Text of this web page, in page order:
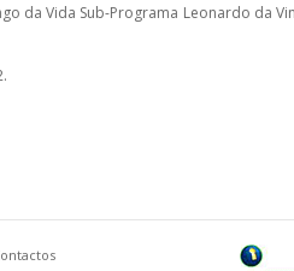
da Vida Sub-Programa Leonardo da